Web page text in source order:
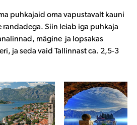
puhkajaid oma vapustavalt kauni
Siin leiab iga puhkaja
mägine ja lopsakas
ja seda vaid Tallinnast ca. 2,5-3